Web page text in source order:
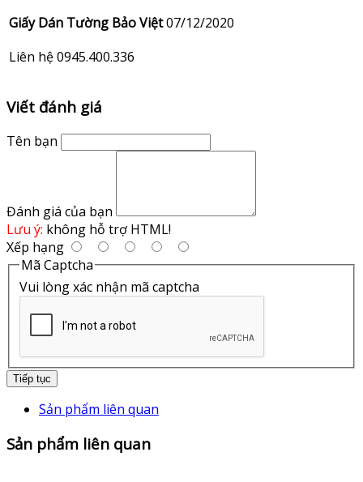
Giấy Dán Tường Bảo Việt07/12/2020
Liên hệ 0945.400.336
Viết đánh giá
Tên bạn
Đánh giá của bạn
Lưu ý: không hỗ trợ HTML!
Xếp hạng
Mã Captcha
Vui lòng xác nhận mã captcha
Tiếp tục
Sản phẩm liên quan
Sản phẩm liên quan